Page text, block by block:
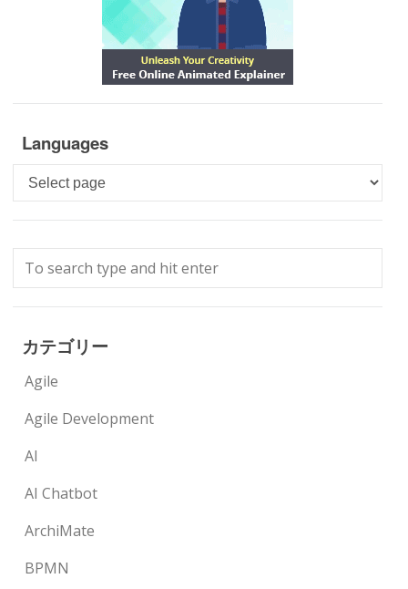
Languages
Languages
カテゴリー
Agile
Agile Development
AI
AI Chatbot
ArchiMate
BPMN